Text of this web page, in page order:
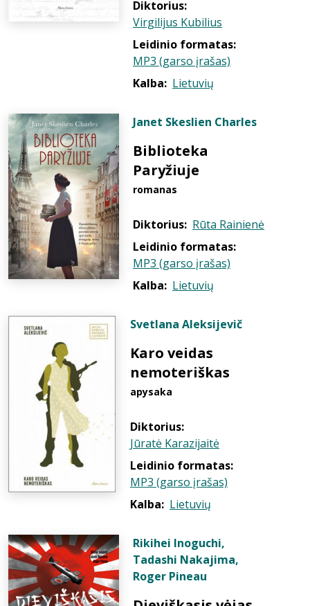
Diktorius:
Virgilijus Kubilius
Leidinio formatas:
MP3 (garso įrašas)
Kalba: Lietuvių
Janet Skeslien Charles
Biblioteka
Paryžiuje
romanas
Diktorius: Rūta Rainienė
Leidinio formatas:
MP3 (garso įrašas)
Kalba: Lietuvių
Svetlana Aleksijevič
Karo veidas
nemoteriškas
apysaka
Diktorius:
Jūratė Karazijaitė
Leidinio formatas:
MP3 (garso įrašas)
Kalba: Lietuvių
Rikihei Inoguchi,
Tadashi Nakajima,
Roger Pineau